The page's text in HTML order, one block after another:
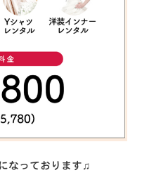
なっております♫